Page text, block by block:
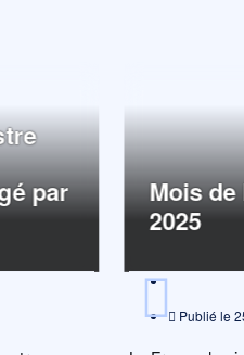
par
Mois
2025
Publié le